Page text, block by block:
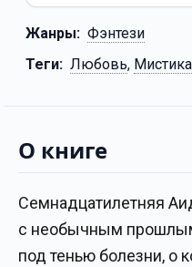
Жанры: Фэнтези
Теги: Любовь, Мистика
О книге
Семнадцатилетняя
с необычным
под тенью болезни, о